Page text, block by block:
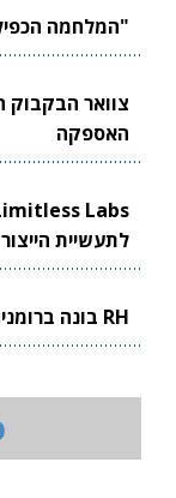
"המלחמה הכפילה פי 5 את שוק
האספקה
לתעשיית הייצור
RH בונה ברומניה תשתית ייצור ביטחוני ישראלית